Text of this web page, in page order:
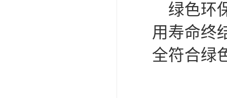
绿色环
用寿命终
全符合绿